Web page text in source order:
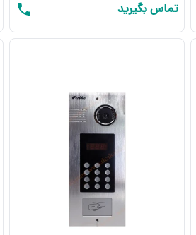
تماس بگیرید